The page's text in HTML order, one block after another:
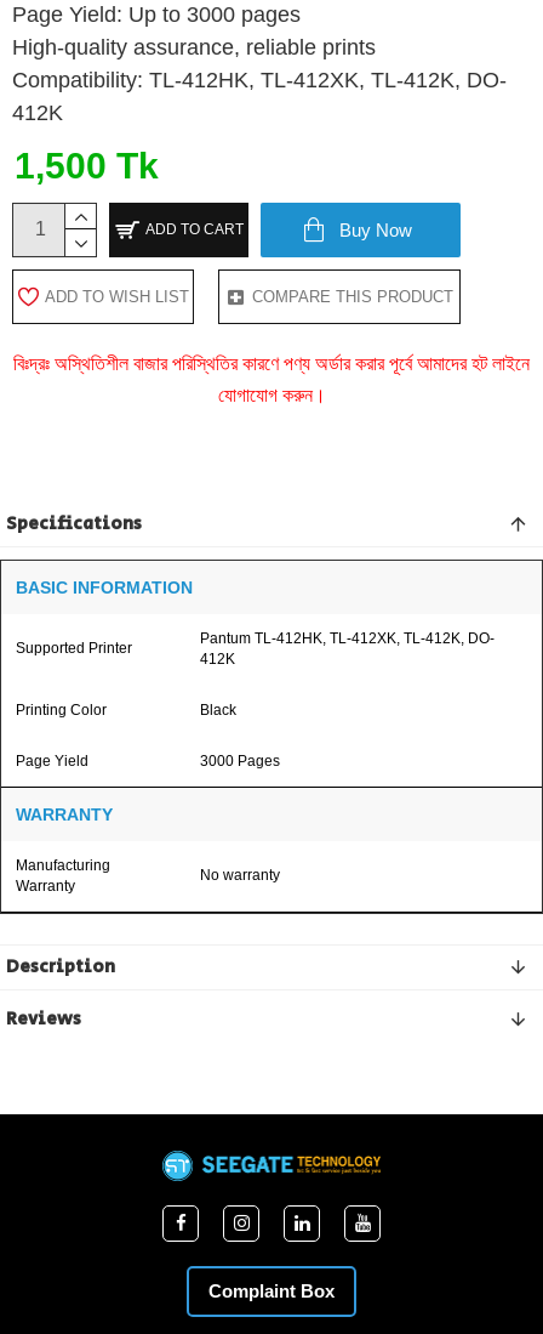
Page Yield: Up to 3000 pages
High-quality assurance, reliable prints
Compatibility: TL-412HK, TL-412XK, TL-412K, DO-
412K
1,500 Tk
ADD TO CART Buy Now
ADD TO WISH LIST COMPARE THIS PRODUCT
বিঃদ্রঃ অস্থিতিশীল বাজার পরিস্থিতির কারণে পণ্য অর্ডার করার পূর্বে আমাদের হট লাইনে
যোগাযোগ করুন।
Specifications
BASIC INFORMATION
Supported Printer
Pantum TL-412HK, TL-412XK, TL-412K, DO-
412K
Printing Color Black
Page Yield 3000 Pages
WARRANTY
Manufacturing
Warranty
No warranty
Description
Reviews
Complaint Box